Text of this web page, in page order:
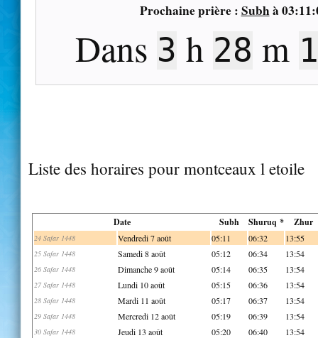
Prochaine prière : Subhà
Dans 3 h 28 m
Liste des horaires pour montceaux l etoile
Date Subh Shuruq * Zhur
24 Safar 1448 Vendredi 7 août 05:11 06:32 13:55
25 Safar 1448 Samedi 8 août 05:12 06:34 13:54
26 Safar 1448 Dimanche 9 août 05:14 06:35 13:54
27 Safar 1448 Lundi 10 août 05:15 06:36 13:54
28 Safar 1448 Mardi 11 août 05:17 06:37 13:54
29 Safar 1448 Mercredi 12 août 05:19 06:39 13:54
30 Safar 1448 Jeudi 13 août 05:20 06:40 13:54